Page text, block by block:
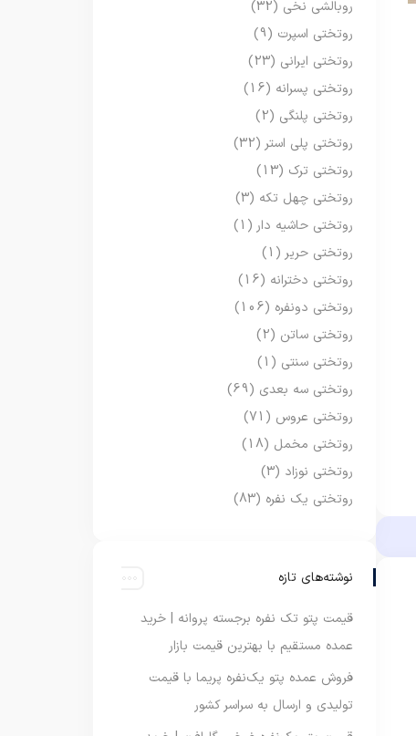
روبالشی نخی (32)
روتختی اسپرت (9)
روتختی ایرانی (23)
روتختی پسرانه (16)
روتختی پلنگی (2)
روتختی پلی استر (32)
روتختی ترک (13)
روتختی چهل تکه (3)
روتختی حاشیه دار (1)
روتختی حریر (1)
روتختی دخترانه (16)
روتختی دونفره (106)
روتختی ساتن (2)
روتختی سنتی (1)
روتختی سه بعدی (69)
روتختی عروس (71)
روتختی مخمل (18)
روتختی نوزاد (3)
روتختی یک نفره (83)
نوشته‌های تازه
قیمت پتو تک نفره برجسته پروانه | خرید
عمده مستقیم با بهترین قیمت بازار
فروش عمده پتو یک‌نفره پریما با قیمت
تولیدی و ارسال به سراسر کشور